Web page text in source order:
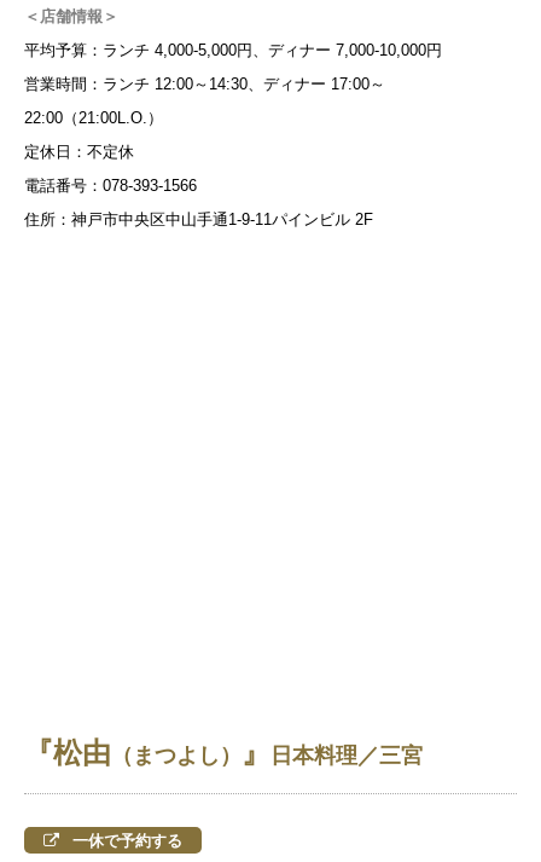
＜店舗情報＞
平均予算：ランチ 4,000-5,000円、ディナー 7,000-10,000円
営業時間：ランチ 12:00～14:30、ディナー 17:00～
22:00（21:00L.O.）
定休日：不定休
電話番号：078-393-1566
住所：神戸市中央区中山手通1-9-11パインビル 2F
『松由 （まつよし） 』 日本料理 ／三宮
一休で予約する